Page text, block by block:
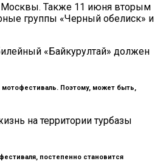
Москвы. Также 11 июня вторым
группы «Черный обелиск» и
«Байкурултай» должен
мотофестиваль. Поэтому, может быть,
на территории турбазы
постепенно становится